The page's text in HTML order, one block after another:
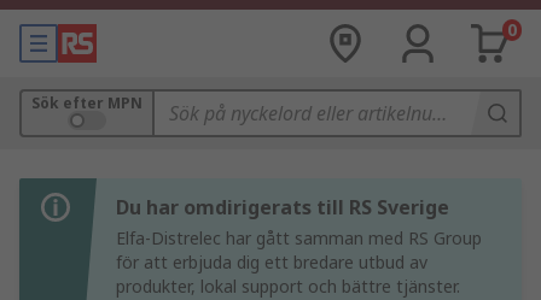
0
Sök efter MPN
Du har omdirigerats till RS Sverige
Elfa-Distrelec har gått samman med RS Group
för att erbjuda dig ett bredare utbud av
produkter, lokal support och bättre tjänster.